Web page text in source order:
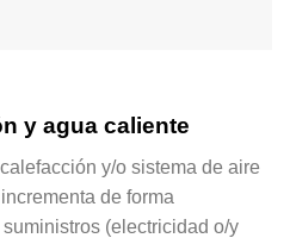
y agua caliente
y/o sistema de aire
de forma
(electricidad o/y